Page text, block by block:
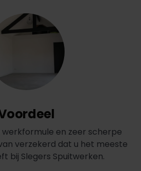
werkformule en zeer scherpe
verzekerd dat u het meeste
bij Slegers Spuitwerken.